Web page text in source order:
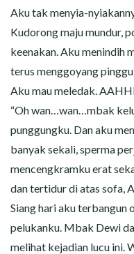
Aku tak menyia-
Kudorong maju mundur,
keenakan. Aku menindih
terus menggoyang
Aku mau meledak.
“Oh wan…wan…mbak
punggungku. Dan aku
banyak sekali, sperma
mencengkramku erat
dan tertidur di atas sofa,
Siang hari aku terbangun
pelukanku. Mbak Dewi
melihat kejadian lucu ini.